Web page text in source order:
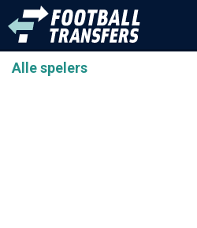
Alle spelers